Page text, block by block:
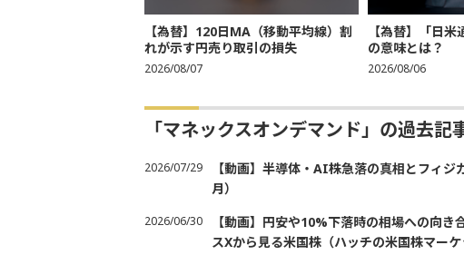
【為替】120日MA（移動平均線）割
れが示す円売り取引の損失
2026/08/07
【為替】「日米
の意味とは？
2026/08/06
「マネックスオンデマンド」の過去記
2026/07/29
【動画】半導体・AI株急落の真相とフィ
月）
2026/06/30
【動画】円安や10%下落時の相場への向
スXから見る米国株（ハッチの米国株マーケ